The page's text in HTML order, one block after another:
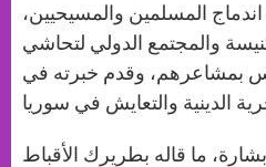
اندماج المسلمين والمسيحيين،
والمجتمع الدولي لتحاشي
بمشاعرهم، وقدم خبرته في
ما قاله بطريرك الأقباط